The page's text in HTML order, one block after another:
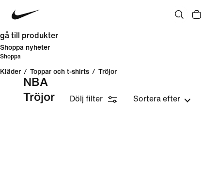
gå till produkter
Shoppa nyheter
Shoppa
Kläder / Toppar och t-shirts / Tröjor
NBA
Tröjor
Dölj filter Sortera efter